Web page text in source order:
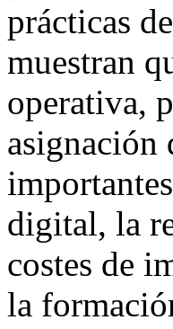
prácticas
muestran
operativa,
asignación
digital, la
costes de
la